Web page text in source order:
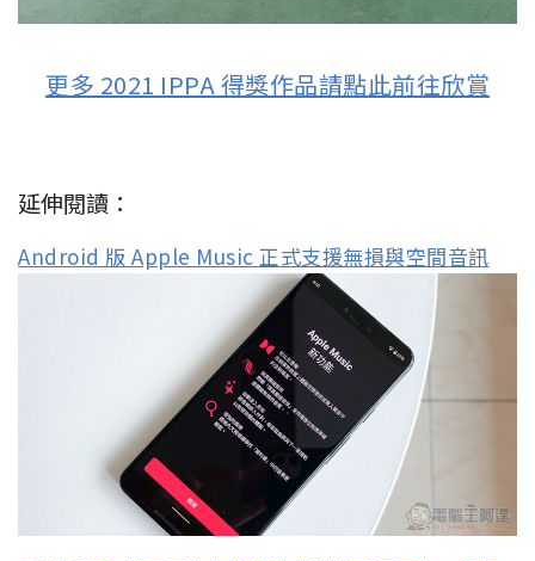
更多 2021 IPPA 得獎作品請點此前往欣賞
延伸閱讀：
Android 版 Apple Music 正式支援無損與空間音訊